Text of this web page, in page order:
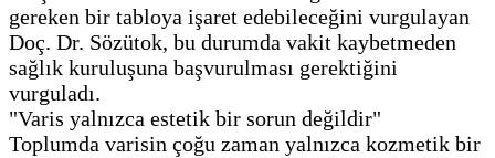
gereken bir tabloya işaret edebileceğini vurgulayan
Doç. Dr. Sözütok, bu durumda vakit kaybetmeden
sağlık kuruluşuna başvurulması gerektiğini
vurguladı.
"Varis yalnızca estetik bir sorun değildir"
Toplumda varisin çoğu zaman yalnızca kozmetik bir